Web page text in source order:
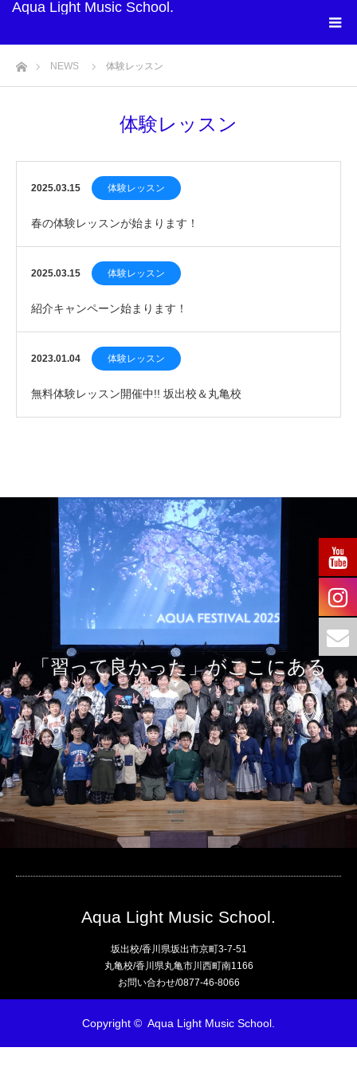
Aqua Light Music School.
ホームNEWS 体験レッスン
体験レッスン
2025.03.15 体験レッスン
春の体験レッスンが始まります！
2025.03.15 体験レッスン
紹介キャンペーン始まります！
2023.01.04 体験レッスン
無料体験レッスン開催中!! 坂出校＆丸亀校
「習って良かった」がここにある
Aqua Light Music School.
坂出校/香川県坂出市京町3-7-51
丸亀校/香川県丸亀市川西町南1166
お問い合わせ/0877-46-8066
Copyright © Aqua Light Music School.